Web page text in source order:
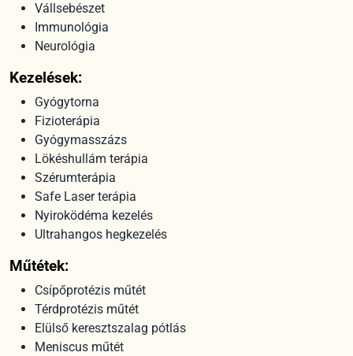
Vállsebészet
Immunológia
Neurológia
Kezelések:
Gyógytorna
Fizioterápia
Gyógymasszázs
Lökéshullám terápia
Szérumterápia
Safe Laser terápia
Nyiroködéma kezelés
Ultrahangos hegkezelés
Műtétek:
Csípőprotézis műtét
Térdprotézis műtét
Elülső keresztszalag pótlás
Meniscus műtét